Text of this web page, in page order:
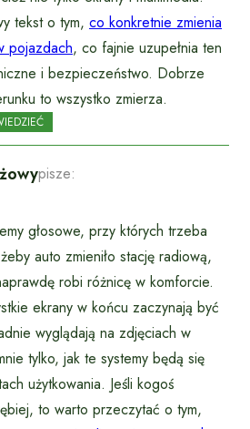
tekst o tym, co konkretnie zmienia
pojazdach, co fajnie uzupełnia ten
i bezpieczeństwo. Dobrze
to wszystko zmierza.
pisze:
głosowe, przy których trzeba
auto zmieniło stację radiową,
robi różnicę w komforcie.
ekrany w końcu zaczynają być
wyglądają na zdjęciach w
tylko, jak te systemy będą się
użytkowania. Jeśli kogoś
to warto przeczytać o tym,